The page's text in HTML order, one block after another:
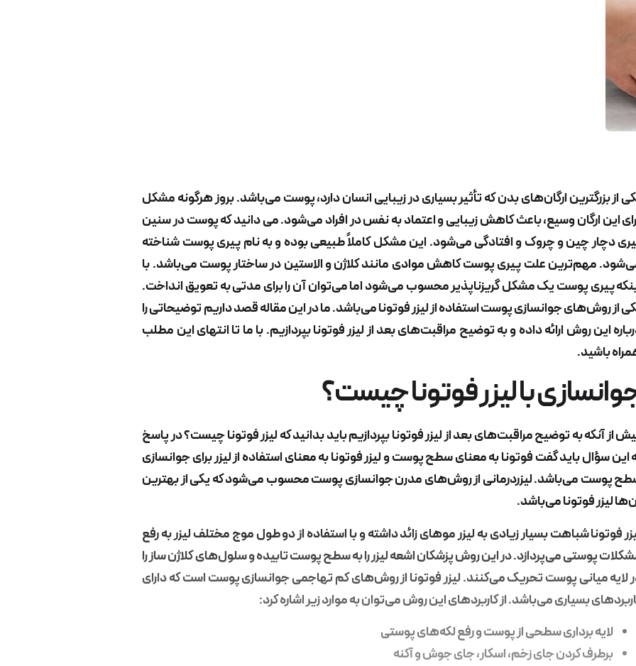
از بزرگترین ارگان‌های بدن که تأثیر بسیاری در زیبایی انسان دارد، پوست می‌باشد. بروز هرگونه مشکل
این ارگان وسیع، باعث کاهش زیبایی و اعتماد به نفس در افراد می‌شود. می دانید که پوست در سنین
دچار چین و چروک و افتادگی می‌شود. این مشکل کاملاً طبیعی بوده و به نام پیری پوست شناخته
مهم‌ترین علت پیری پوست کاهش موادی مانند کلاژن و الاستین در ساختار پوست می‌باشد. با
پیری پوست یک مشکل گریزناپذیر محسوب می‌شود اما می‌توان آن را برای مدتی به تعویق انداخت.
از روش‌های جوانسازی پوست استفاده از لیزر فوتونا می‌باشد. ما در این مقاله قصد داریم توضیحاتی را
این روش ارائه داده و به توضیح مراقبت‌های بعد از لیزر فوتونابپردازیم. با ما تا انتهای این مطلب
باشید.
با لیزر فوتونا چیست؟
از آنکه به توضیحمراقبت‌های بعد از لیزر فوتونابپردازیم باید بدانید که لیزر فوتونا چیست؟ در پاسخ
این سؤال باید گفت فوتونا به معنای سطح پوست و لیزر فوتونا به معنای استفاده از لیزر برای جوانسازی
پوست می‌باشد. لیزردرمانی از روش‌های مدرن جوانسازی پوست محسوب می‌شود که یکی از بهترین
لیزر فوتونا می‌باشد.
فوتونا شباهت بسیار زیادی به لیزر موهای زائد داشته و با استفاده از دو طول موج مختلف لیزر به رفع
پوستی می‌پردازد. در این روش پزشکان اشعه لیزر را به سطح پوست تابیده و سلول‌های کلاژن ساز را
لایه میانی پوست تحریک می‌کنند. لیزر فوتونا از روش‌های کم تهاجمی جوانسازی پوست است که دارای
بسیاری می‌باشد. از کاربردهای این روش می‌توان به موارد زیر اشاره کرد:
لایه برداری سطحی از پوست و رفع لکه‌های پوستی
برطرف کردن جای زخم، اسکار، جای جوش و آکنه